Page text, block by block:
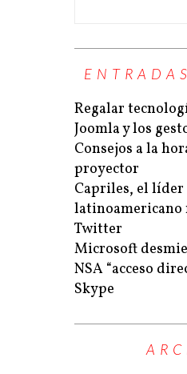
Regalar
Joomla y los
Consejos a la
proyector
Capriles, el
latinoamericano
Twitter
Microsoft
NSA “acceso
Skype